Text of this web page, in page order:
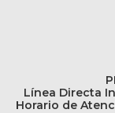
Línea Directa
Horario de